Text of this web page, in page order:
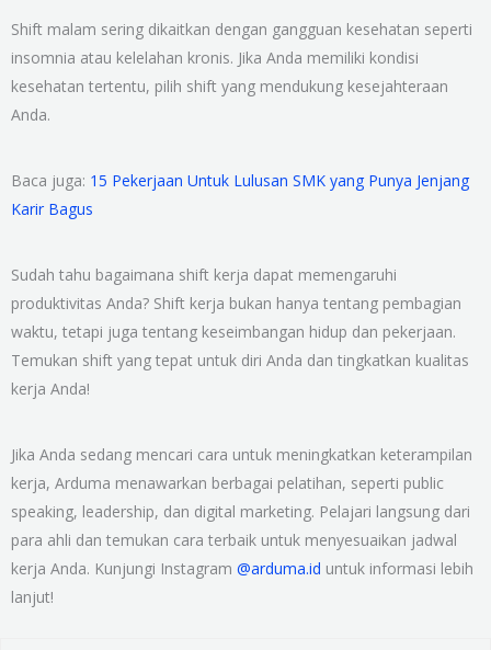
Shift malam sering dikaitkan dengan gangguan kesehatan seperti
insomnia atau kelelahan kronis. Jika Anda memiliki kondisi
kesehatan tertentu, pilih shift yang mendukung kesejahteraan
Anda.
Baca juga: 15 Pekerjaan Untuk Lulusan SMK yang Punya Jenjang
Karir Bagus
Sudah tahu bagaimana shift kerja dapat memengaruhi
produktivitas Anda? Shift kerja bukan hanya tentang pembagian
waktu, tetapi juga tentang keseimbangan hidup dan pekerjaan.
Temukan shift yang tepat untuk diri Anda dan tingkatkan kualitas
kerja Anda!
Jika Anda sedang mencari cara untuk meningkatkan keterampilan
kerja, Arduma menawarkan berbagai pelatihan, seperti public
speaking, leadership, dan digital marketing. Pelajari langsung dari
para ahli dan temukan cara terbaik untuk menyesuaikan jadwal
kerja Anda. Kunjungi Instagram @arduma.id untuk informasi lebih
lanjut!